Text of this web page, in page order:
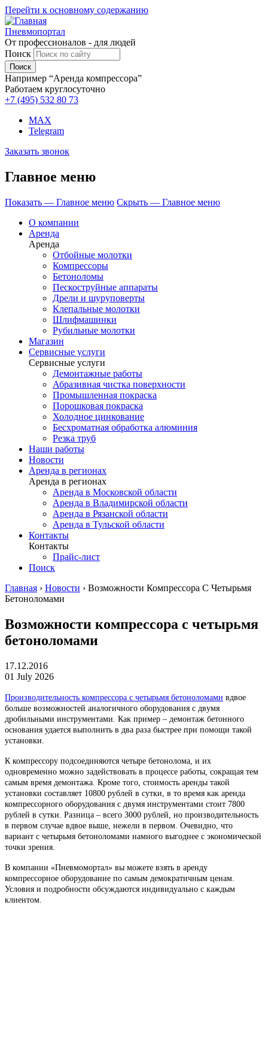
Перейти к основному содержанию
Пневмопортал
От профессионалов - для людей
Поиск
Например “Аренда компрессора”
Работаем круглосуточно
+7 (495) 532 80 73
MAX
Telegram
Заказать звонок
Главное меню
Показать — Главное меню Скрыть — Главное меню
О компании
Аренда
Аренда
Отбойные молотки
Компрессоры
Бетоноломы
Пескоструйные аппараты
Дрели и шуруповерты
Клепальные молотки
Шлифмашинки
Рубильные молотки
Магазин
Сервисные услуги
Сервисные услуги
Демонтажные работы
Абразивная чистка поверхности
Промышленная покраска
Порошковая покраска
Холодное цинкование
Бесхроматная обработка алюминия
Резка труб
Наши работы
Новости
Аренда в регионах
Аренда в регионах
Аренда в Московской области
Аренда в Владимирской области
Аренда в Рязанской области
Аренда в Тульской области
Контакты
Контакты
Прайс-лист
Поиск
Главная › Новости › Возможности Компрессора С Четырьмя
Бетоноломами
Возможности компрессора с четырьмя
бетоноломами
17.12.2016
01 July 2026
Производительность компрессора с четырьмя бетоноломами вдвое
больше возможностей аналогичного оборудования с двумя
дробильными инструментами. Как пример – демонтаж бетонного
основания удается выполнить в два раза быстрее при помощи такой
установки.
К компрессору подсоединяются четыре бетонолома, и их
одновременно можно задействовать в процессе работы, сокращая тем
самым время демонтажа. Кроме того, стоимость аренды такой
установки составляет 10800 рублей в сутки, в то время как аренда
компрессорного оборудования с двумя инструментами стоит 7800
рублей в сутки. Разница – всего 3000 рублей, но производительность
в первом случае вдвое выше, нежели в первом. Очевидно, что
вариант с четырьмя бетоноломами намного выгоднее с экономической
точки зрения.
В компании «Пневмомортал» вы можете взять в аренду
компрессорное оборудование по самым демократичным ценам.
Условия и подробности обсуждаются индивидуально с каждым
клиентом.